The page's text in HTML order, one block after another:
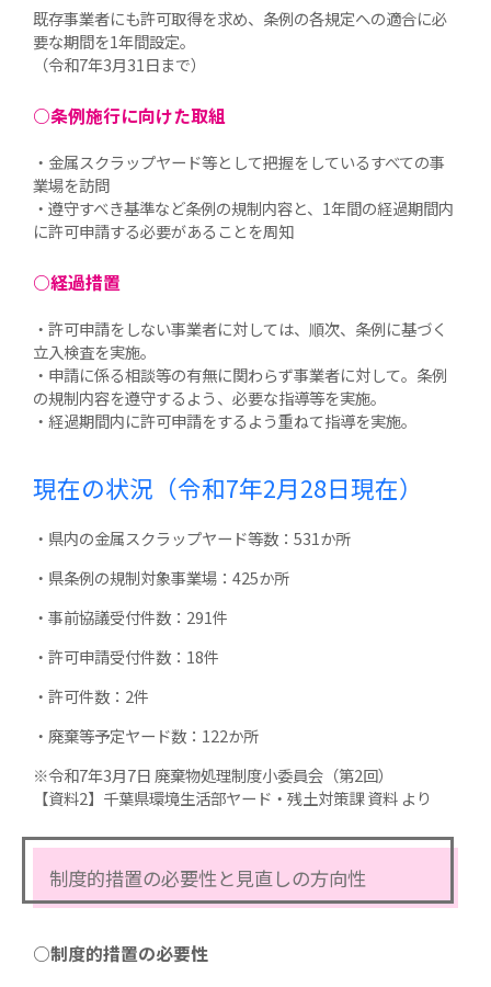
既存事業者にも許可取得を求め、条例の各規定への適合に必
要な期間を1年間設定。
（令和7年3月31日まで）
○条例施行に向けた取組
・金属スクラップヤード等として把握をしているすべての事
業場を訪問
・遵守すべき基準など条例の規制内容と、1年間の経過期間内
に許可申請する必要があることを周知
○経過措置
・許可申請をしない事業者に対しては、順次、条例に基づく
立入検査を実施。
・申請に係る相談等の有無に関わらず事業者に対して。条例
の規制内容を遵守するよう、必要な指導等を実施。
・経過期間内に許可申請をするよう重ねて指導を実施。
現在の状況 （令和7年2月28日現在）
・県内の金属スクラップヤード等数：531か所
・県条例の規制対象事業場：425か所
・事前協議受付件数：291件
・許可申請受付件数：18件
・許可件数：2件
・廃棄等予定ヤード数：122か所
※令和7年3月7日 廃棄物処理制度小委員会（第2回）
【資料2】千葉県環境生活部ヤード・残土対策課 資料 より
制度的措置の必要性と見直しの方向性
○制度的措置の必要性